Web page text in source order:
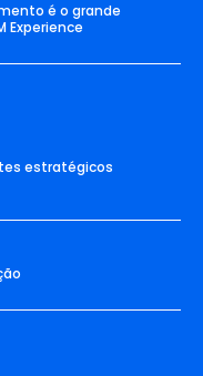
é o grande
Experience
estratégicos